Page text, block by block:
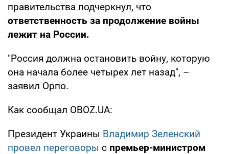
правительства подчеркнул, что
ответственность за продолжение войны
лежит на России.
"Россия должна остановить войну, которую
она начала более четырех лет назад", –
заявил Орпо.
Как сообщал OBOZ.UA:
Президент Украины Владимир Зеленский
провел переговоры с премьер-министром